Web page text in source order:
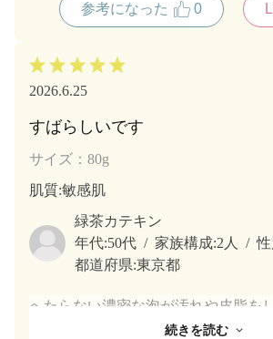
参考になった 0
2026.6.25
すばらしいです
サイズ：80g
肌質:敏感肌
緑茶カテキン
年代:50代 家族構成:2人
都道府県:東京都
へたらない濃密な泡が汚れや皮脂を
続きを読む